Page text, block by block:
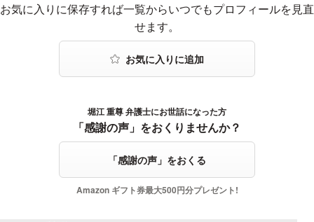
お気に入りに登録する
お気に入りに保存すれば一覧からいつでもプロフィールを見直
せます。
感謝の声をおくる堀江 重尊 弁護士にお世話になった方
「感謝の声」をおくりませんか？
「感謝の声」をおくる
Amazon ギフト券最大500円分プレゼント!